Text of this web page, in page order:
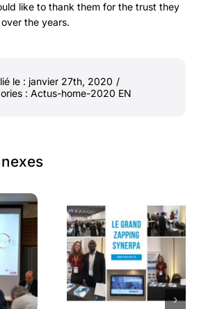
like to thank them for the trust they
the years.
le : janvier 27th, 2020 /
: Actus-home-2020 EN